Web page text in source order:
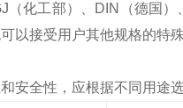
（化工部）、DIN（德国
以接受用户其他规格的特殊
安全性，应根据不同用途